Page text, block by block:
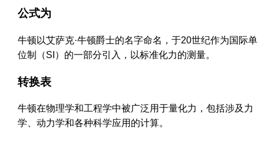
公式为
牛顿以艾萨克·牛顿爵士的名字命名，于20世纪作为国际单
位制（SI）的一部分引入，以标准化力的测量。
转换表
牛顿在物理学和工程学中被广泛用于量化力，包括涉及力
学、动力学和各种科学应用的计算。